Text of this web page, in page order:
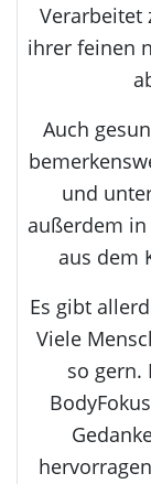
Verarbeitet
ihrer feinen
Auch
und
außerdem
aus dem
Es gibt
Viele
so gern.